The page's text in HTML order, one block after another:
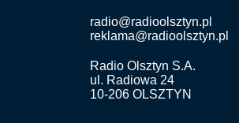
radio@radioolsztyn.pl
reklama@radioolsztyn.pl
Radio Olsztyn S.A.
ul. Radiowa 24
10-206 OLSZTYN